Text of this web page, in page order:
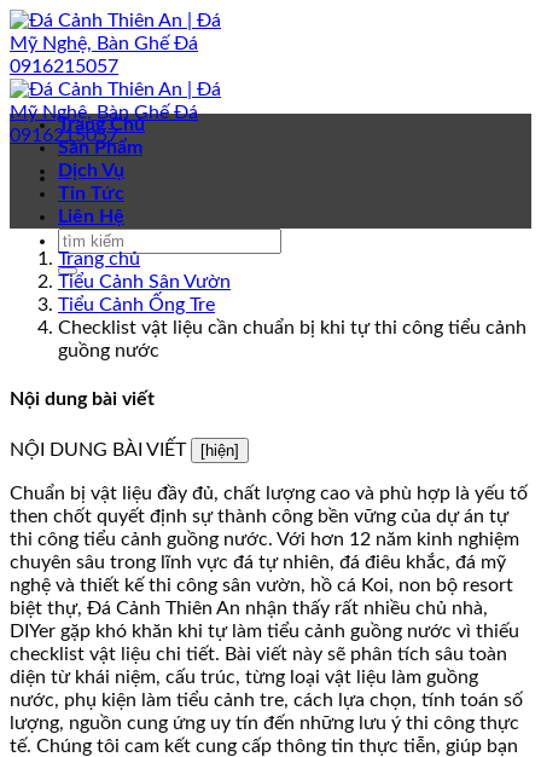
Bỏ
qua
nội
dung
Trang Chủ
Sản Phẩm
Dịch Vụ
Tin Tức
Liên Hệ
Trang chủ
Tiểu Cảnh Sân Vườn
Tiểu Cảnh Ống Tre
Checklist vật liệu cần chuẩn bị khi tự thi công tiểu cảnh
guồng nước
Nội dung bài viết
NỘI DUNG BÀI VIẾT [hiện]
Chuẩn bị vật liệu đầy đủ, chất lượng cao và phù hợp là yếu tố
then chốt quyết định sự thành công bền vững của dự án tự
thi công tiểu cảnh guồng nước. Với hơn 12 năm kinh nghiệm
chuyên sâu trong lĩnh vực đá tự nhiên, đá điêu khắc, đá mỹ
nghệ và thiết kế thi công sân vườn, hồ cá Koi, non bộ resort
biệt thự, Đá Cảnh Thiên An nhận thấy rất nhiều chủ nhà,
DIYer gặp khó khăn khi tự làm tiểu cảnh guồng nước vì thiếu
checklist vật liệu chi tiết. Bài viết này sẽ phân tích sâu toàn
diện từ khái niệm, cấu trúc, từng loại vật liệu làm guồng
nước, phụ kiện làm tiểu cảnh tre, cách lựa chọn, tính toán số
lượng, nguồn cung ứng uy tín đến những lưu ý thi công thực
tế. Chúng tôi cam kết cung cấp thông tin thực tiễn, giúp bạn